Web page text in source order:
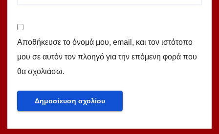
Αποθήκευσε το όνομά μου, email, και τον ιστότοπο
μου σε αυτόν τον πλοηγό για την επόμενη φορά που
θα σχολιάσω.